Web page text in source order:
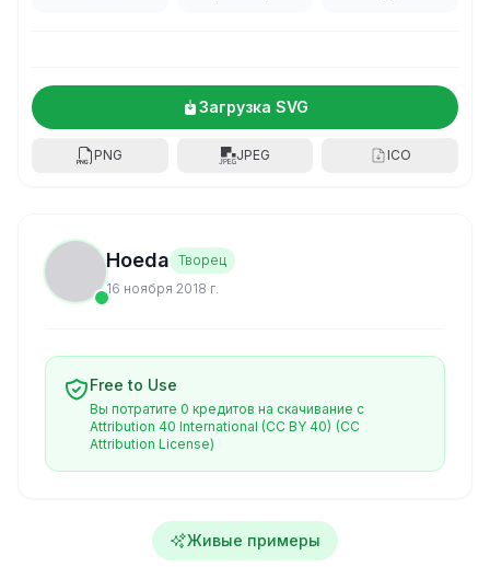
Загрузка SVG
PNG JPEG ICO
Hoeda Творец
16 ноября 2018 г.
Free to Use
Вы потратите 0 кредитов на скачивание с
Attribution 40 International (CC BY 40) (CC
Attribution License)
Живые примеры